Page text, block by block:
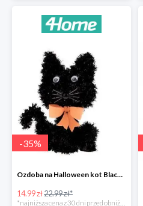
-35%
Ozdoba na Halloween kot Blackie -35%
14.99 zł22.99 zł*